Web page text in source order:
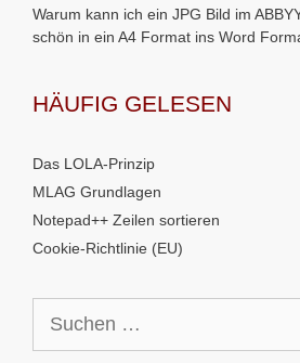
Warum kann ich ein JPG Bild im
schön in ein A4 Format ins Word
HÄUFIG GELESEN
Das LOLA-Prinzip
MLAG Grundlagen
Notepad++ Zeilen sortieren
Cookie-Richtlinie (EU)
nach: